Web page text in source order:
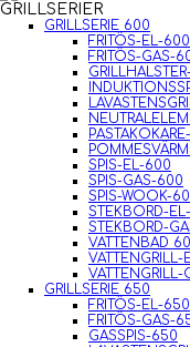
GRILLSERIER
GRILLSERIE 600
FRITÖS-EL-600
FRITÖS-GAS-
SPIS-EL-600
SPIS-GAS-600
SPIS-WOOK-
STEKBORD-
STEKBORD-
VATTENBAD
VATTENGRILL-
GRILLSERIE 650
FRITÖS-EL-650
FRITÖS-GAS-
GASSPIS-650